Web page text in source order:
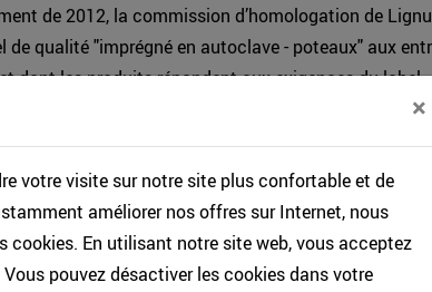
×
votre visite sur notre site plus confortable et de
améliorer nos offres sur Internet, nous
cookies. En utilisant notre site web, vous acceptez
pouvez désactiver les cookies dans votre
de 2012, la commission d’homologation de
de qualité "imprégné en autoclave - poteaux" aux
dont les produits répondent aux exigences du label.
labellisées est disponible gratuitement auprès de
(voir fichier ci-après). A noter que le règlement
actuellement que disponible en allemand.